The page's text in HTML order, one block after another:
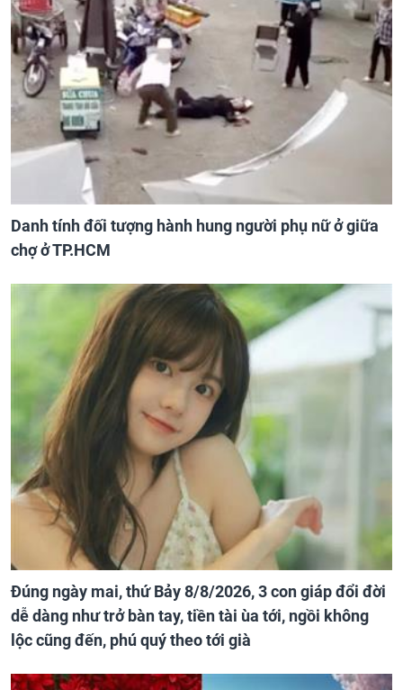
Danh tính đối tượng hành hung người phụ nữ ở giữa
chợ ở TP.HCM
Đúng ngày mai, thứ Bảy 8/8/2026, 3 con giáp đổi đời
dễ dàng như trở bàn tay, tiền tài ùa tới, ngồi không
lộc cũng đến, phú quý theo tới già